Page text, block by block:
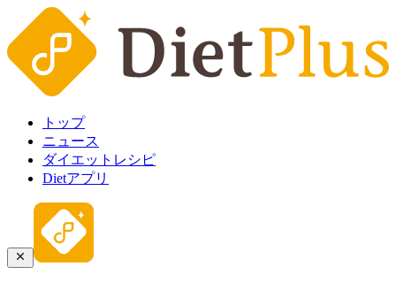
トップ
ニュース
ダイエットレシピ
Dietアプリ